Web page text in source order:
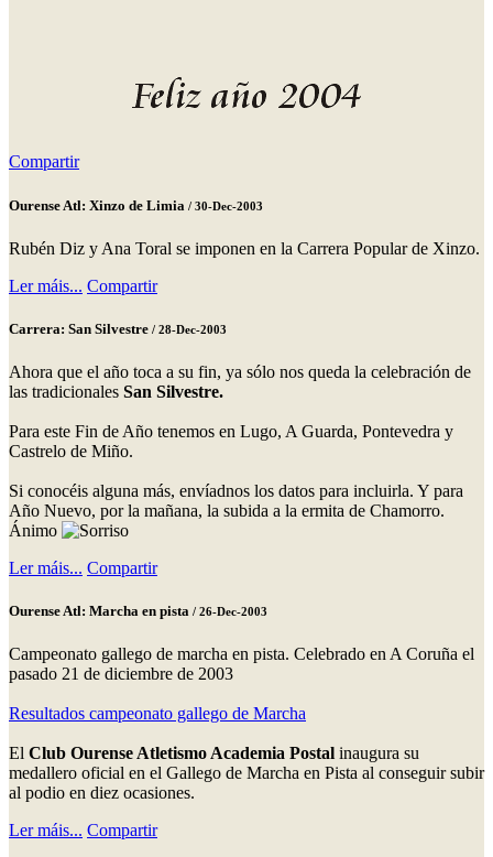
Compartir
Ourense Atl: Xinzo de Limia / 30-Dec-2003
Rubén Diz y Ana Toral se imponen en la Carrera Popular de Xinzo.
Ler máis... Compartir
Carrera: San Silvestre / 28-Dec-2003
Ahora que el año toca a su fin, ya sólo nos queda la celebración de
las tradicionales San Silvestre.
Para este Fin de Año tenemos en Lugo, A Guarda, Pontevedra y
Castrelo de Miño.
Si conocéis alguna más, envíadnos los datos para incluirla. Y para
Año Nuevo, por la mañana, la subida a la ermita de Chamorro.
Ánimo
Ler máis... Compartir
Ourense Atl: Marcha en pista / 26-Dec-2003
Campeonato gallego de marcha en pista. Celebrado en A Coruña el
pasado 21 de diciembre de 2003
Resultados campeonato gallego de Marcha
El Club Ourense Atletismo Academia Postal inaugura su
medallero oficial en el Gallego de Marcha en Pista al conseguir subir
al podio en diez ocasiones.
Ler máis... Compartir